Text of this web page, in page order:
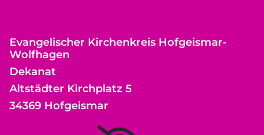
Evangelischer Kirchenkreis Hofgeismar-
Wolfhagen
Dekanat
Altstädter Kirchplatz 5
34369 Hofgeismar